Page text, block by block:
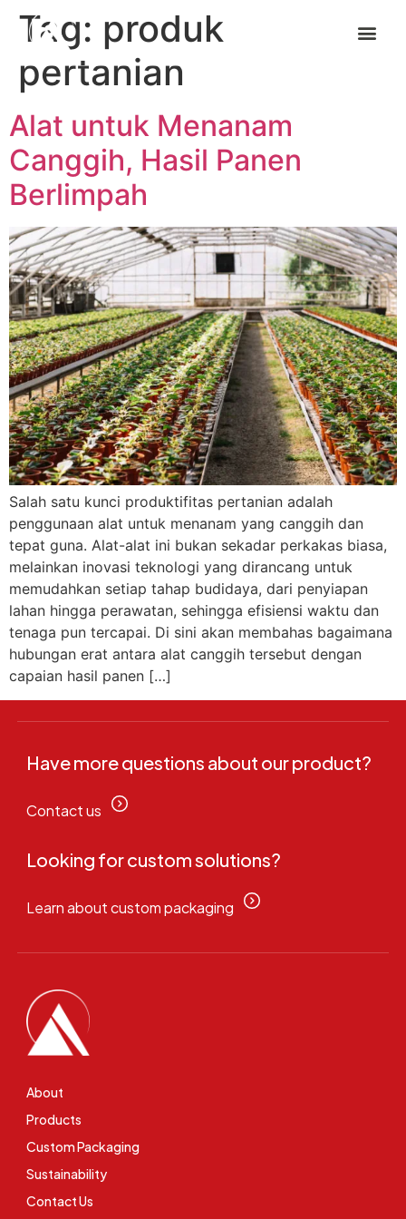
Tag: produk
pertanian
Alat untuk Menanam
Canggih, Hasil Panen
Berlimpah
Salah satu kunci produktifitas pertanian adalah
penggunaan alat untuk menanam yang canggih dan
tepat guna. Alat-alat ini bukan sekadar perkakas biasa,
melainkan inovasi teknologi yang dirancang untuk
memudahkan setiap tahap budidaya, dari penyiapan
lahan hingga perawatan, sehingga efisiensi waktu dan
tenaga pun tercapai. Di sini akan membahas bagaimana
hubungan erat antara alat canggih tersebut dengan
capaian hasil panen […]
Have more questions about our product?
Contact us
Looking for custom solutions?
Learn about custom packaging
About
Products
Custom Packaging
Sustainability
Contact Us